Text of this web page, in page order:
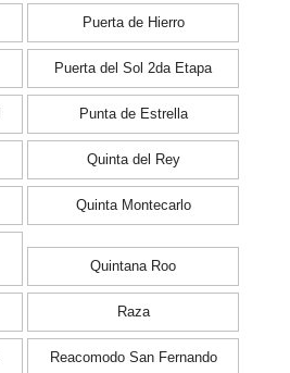
Puerta de Hierro
Puerta del Sol 2da Etapa
Punta de Estrella
Quinta del Rey
Quinta Montecarlo
Quintana Roo
Raza
Reacomodo San Fernando